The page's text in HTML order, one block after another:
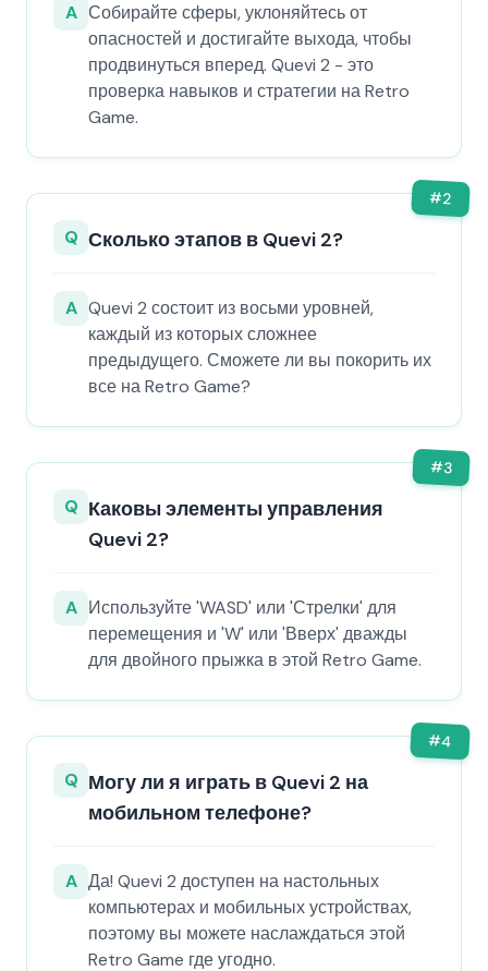
A Собирайте сферы, уклоняйтесь от
опасностей и достигайте выхода, чтобы
продвинуться вперед. Quevi 2 - это
проверка навыков и стратегии на Retro
Game.
#2
Q Сколько этапов в Quevi 2?
A Quevi 2 состоит из восьми уровней,
каждый из которых сложнее
предыдущего. Сможете ли вы покорить их
все на Retro Game?
#3
Q Каковы элементы управления
Quevi 2?
A Используйте 'WASD' или 'Стрелки' для
перемещения и 'W' или 'Вверх' дважды
для двойного прыжка в этой Retro Game.
#4
Q Могу ли я играть в Quevi 2 на
мобильном телефоне?
A Да! Quevi 2 доступен на настольных
компьютерах и мобильных устройствах,
поэтому вы можете наслаждаться этой
Retro Game где угодно.